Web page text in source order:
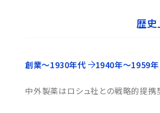
歴史
創業〜1930年代 1940年〜1959年
中外製薬はロシュ社との戦略的提携